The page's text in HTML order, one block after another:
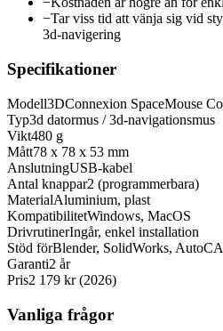
−Tar viss tid att vänja sig vid
3d-navigering
Specifikationer
Modell3DConnexion SpaceMouse
Typ3d datormus / 3d-navigationsmus
Vikt480 g
Mått78 x 78 x 53 mm
AnslutningUSB-kabel
Antal knappar2 (programmerbara)
MaterialAluminium, plast
KompatibilitetWindows, MacOS
DrivrutinerIngår, enkel installation
Stöd förBlender, SolidWorks,
Garanti2 år
Pris2 179 kr (2026)
Vanliga frågor